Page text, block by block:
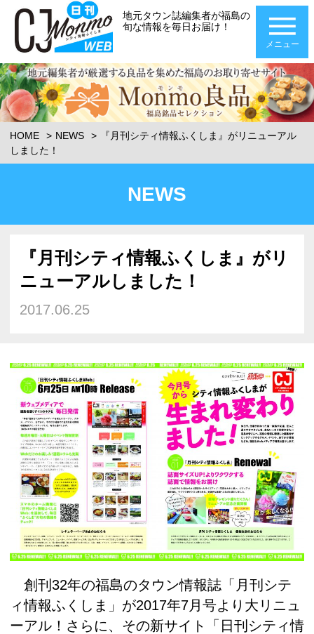
地元タウン誌編集者が福島の
旬な情報を毎日お届け！
メニュー
HOME NEWS
『月刊シティ情報ふくしま』がリニューアル
しました！
NEWS
『月刊シティ情報ふくしま』がリ
ニューアルしました！
2017.06.25
創刊32年の福島のタウン情報誌「月刊シテ
ィ情報ふくしま」が2017年7月号より大リニュ
ーアル！さらに、その新サイト「日刊シティ情